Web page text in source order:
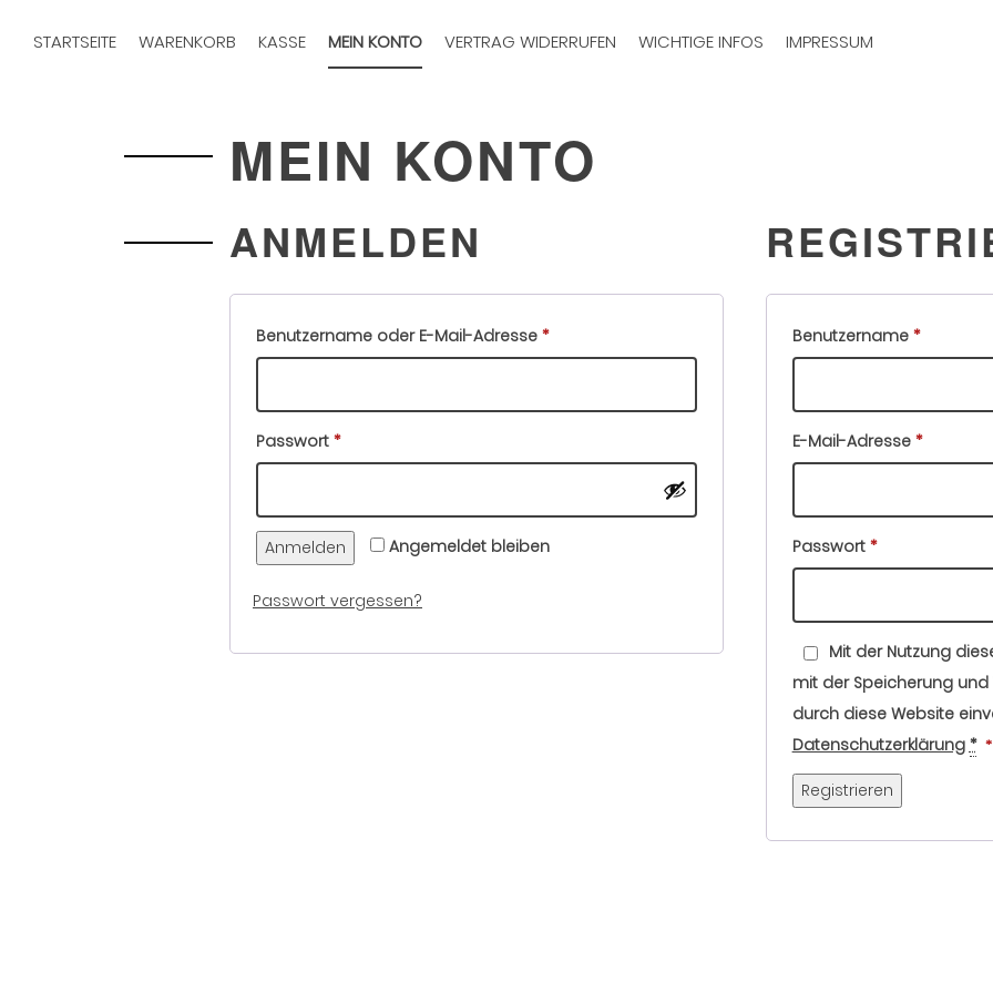
STARTSEITE WARENKORB KASSE MEIN KONTO VERTRAG WIDERRUFEN WICHTIGE INFOS IMPRESSUM
MEIN KONTO
ANMELDEN
Benutzername oder E-Mail-Adresse *Erforderlich
Passwort *Erforderlich
Angemeldet bleiben
Anmelden
Passwort vergessen?
Benutzername *
E-Mail-Adresse *
Passwort *Erforderlich
Mit der Nutzung
mit der Speicherung
durch diese Website
Datenschutzerklärung * *
Registrieren